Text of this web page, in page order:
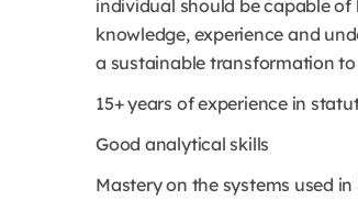
individual should be capable
knowledge, experience and
a sustainable transformation to
15+ years of experience in
Good analytical skills
Mastery on the systems used